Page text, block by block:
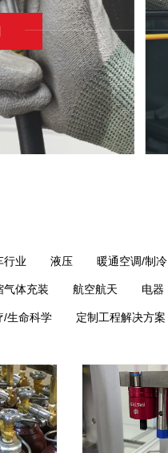
行业 液压 暖通空调/制冷
气体充装 航空航天 电器
/生命科学 定制工程解决方案